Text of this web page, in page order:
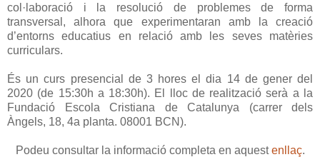
col·laboració i la resolució de problemes de forma
transversal, alhora que experimentaran amb la creació
d’entorns educatius en relació amb les seves matèries
curriculars.
És un curs presencial de 3 hores el dia 14 de gener del
2020 (de 15:30h a 18:30h). El lloc de realització serà a la
Fundació Escola Cristiana de Catalunya (carrer dels
Àngels, 18, 4a planta. 08001 BCN).
Podeu consultar la informació completa en aquestenllaç.